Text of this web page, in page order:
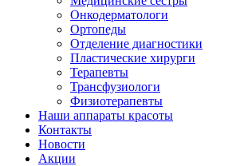
Онкодерматологи
Ортопеды
Отделение диагностики
Пластические хирурги
Терапевты
Трансфузиологи
Физиотерапевты
Наши аппараты красоты
Контакты
Новости
Акции